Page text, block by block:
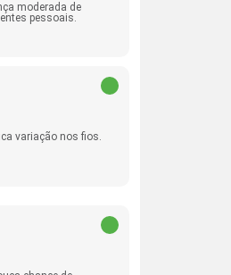
moderada de
pessoais.
variação nos fios.